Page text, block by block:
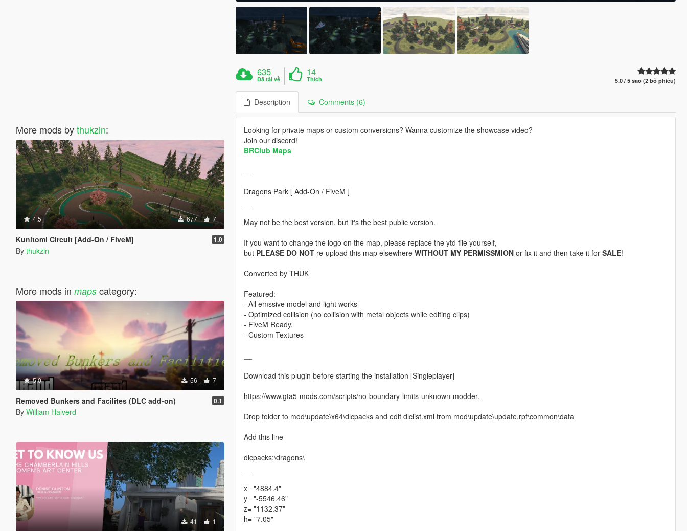
More mods bythukzin:
4.5 677 7
Kunitomi Circuit [Add-On / FiveM] 1.0
By thukzin
More mods in mapscategory:
5.0 56 7
Removed Bunkers and Facilites (DLC add-on) 0.1
By William Halverd
41 1
635
Đã tải về
14
Thích 5.0 / 5 sao (2 bỏ phiếu)
Description Comments (6)
Looking for private maps or custom conversions? Wanna customize the showcase video?
Join our discord!
BRClub Maps
Dragons Park [ Add-On / FiveM ]
May not be the best version, but it's the best public version.
If you want to change the logo on the map, please replace the ytd file yourself,
but PLEASE DO NOTre-upload this map elsewhere WITHOUT MY PERMISSMIONor fix it and then take it for SALE!
Converted by THUK
Featured:
- All emssive model and light works
- Optimized collision (no collision with metal objects while editing clips)
- FiveM Ready.
- Custom Textures
Download this plugin before starting the installation [Singleplayer]
https://www.gta5-mods.com/scripts/no-boundary-limits-unknown-modder.
Drop folder to mod\update\x64\dlcpacks and edit dlclist.xml from mod\update\update.rpf\common\data
Add this line
dlcpacks:\dragons\
x= "4884.4"
y= "-5546.46"
z= "1132.37"
h= "7.05"